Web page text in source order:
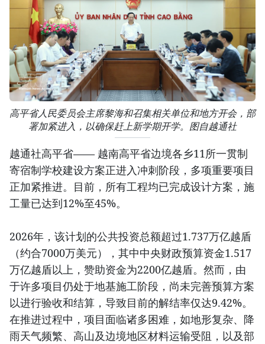
高平省人民委员会主席黎海和召集相关单位和地方开会，部
署加紧进入，以确保赶上新学期开学。图自越通社
越通社高平省—— 越南高平省边境各乡11所一贯制
寄宿制学校建设方案正进入冲刺阶段，多项重要项目
正加紧推进。目前，所有工程均已完成设计方案，施
工量已达到12%至45%。
2026年，该计划的公共投资总额超过1.737万亿越盾
（约合7000万美元），其中中央财政预算资金1.517
万亿越盾以上，赞助资金为2200亿越盾。然而，由
于许多项目仍处于地基施工阶段，尚未完善预算方案
以进行验收和结算，导致目前的解结率仅达9.42%。
在推进过程中，项目面临诸多困难，如地形复杂、降
雨天气频繁、高山及边境地区材料运输受阻，以及部